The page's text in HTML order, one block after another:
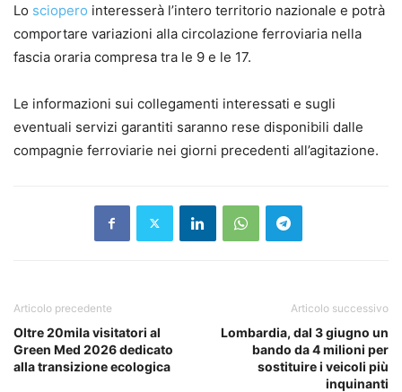
Lo sciopero interesserà l’intero territorio nazionale e potrà
comportare variazioni alla circolazione ferroviaria nella
fascia oraria compresa tra le 9 e le 17.
Le informazioni sui collegamenti interessati e sugli
eventuali servizi garantiti saranno rese disponibili dalle
compagnie ferroviarie nei giorni precedenti all’agitazione.
Articolo precedente
Oltre 20mila visitatori al
Green Med 2026 dedicato
alla transizione ecologica
Articolo successivo
Lombardia, dal 3 giugno un
bando da 4 milioni per
sostituire i veicoli più
inquinanti